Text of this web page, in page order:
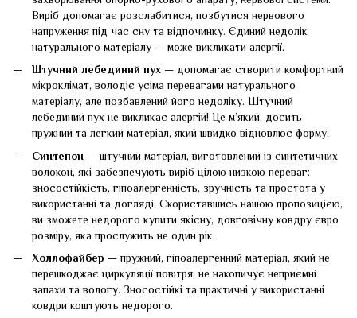
Виріб допомагає розслабитися, позбутися нервового
напруження під час сну та відпочинку. Єдиний недолік
натурального матеріалу — може викликати алергії.
Штучний лебединий пух — допомагає створити комфортний
мікроклімат, володіє усіма перевагами натурального
матеріалу, але позбавлений його недоліку. Штучний
лебединий пух не викликає алергій! Це м’який, досить
пружний та легкий матеріал, який швидко відновлює форму.
Синтепон — штучний матеріал, виготовлений із синтетичних
волокон, які забезпечують виріб цілою низкою переваг:
зносостійкість, гіпоалергенність, зручність та простота у
використанні та догляді. Скориставшись нашою пропозицією,
ви зможете недорого купити якісну, довговічну ковдру євро
розміру, яка прослужить не один рік.
Холлофайбер — пружний, гіпоалергенний матеріал, який не
перешкоджає циркуляції повітря, не накопичує неприємні
запахи та вологу. Зносостійкі та практичні у використанні
ковдри коштують недорого.